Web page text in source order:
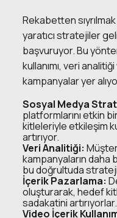
Rekabetten
yaratıcı stratejiler
başvuruyor. Bu
kullanımı, veri
kampanyalar yer
Sosyal Medya
platformlarını etkin
kitleleriyle etkileşim
artırıyor.
Veri Analitiği:
kampanyaların daha
bu doğrultuda
İçerik Pazarlama:
oluşturarak, hedef
sadakatini artırıyorlar.
Video İçerik